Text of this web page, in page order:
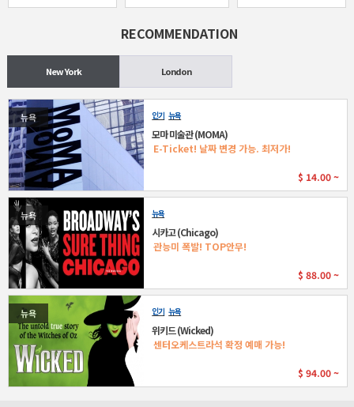
RECOMMENDATION
New York London
뉴욕 인기 뉴욕
모마 미술관 (MOMA)
E-Ticket! 날짜 변경 가능. 최저가!
$ 14.00 ~
뉴욕 뉴욕
시카고 (Chicago)
관능미 폭발! TOP안무!
$ 88.00 ~
뉴욕 인기 뉴욕
위키드 (Wicked)
센터오케스트라석 확정 예매 가능!
$ 94.00 ~